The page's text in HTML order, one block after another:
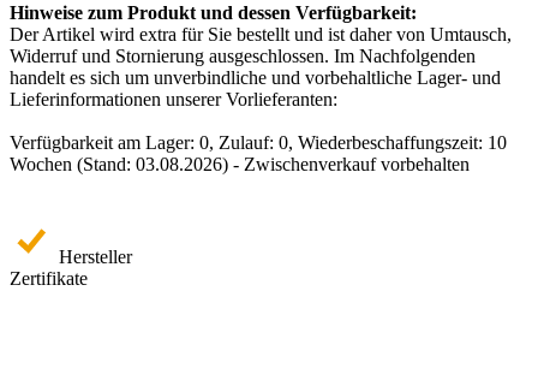
Hinweise zum Produkt und dessen Verfügbarkeit:
Der Artikel wird extra für Sie bestellt und ist daher von Umtausch,
Widerruf und Stornierung ausgeschlossen. Im Nachfolgenden
handelt es sich um unverbindliche und vorbehaltliche Lager- und
Lieferinformationen unserer Vorlieferanten:
Verfügbarkeit am Lager: 0, Zulauf: 0, Wiederbeschaffungszeit: 10
Wochen (Stand: 03.08.2026) - Zwischenverkauf vorbehalten
Hersteller
Zertifikate